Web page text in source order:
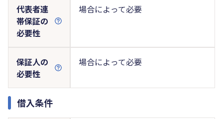
代表者連
帯保証の
必要性
場合によって必要
保証人の
必要性
場合によって必要
借入条件